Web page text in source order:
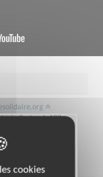
Pastoral, 133
cookies